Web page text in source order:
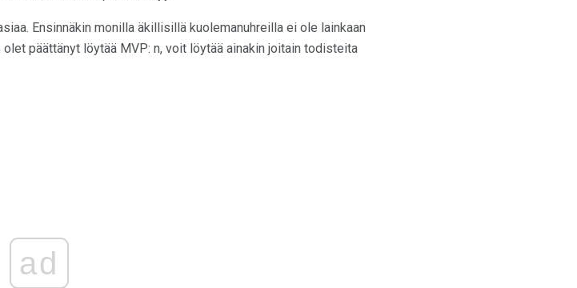
Ensinnäkin monilla äkillisillä kuolemanuhreilla ei ole lainkaan
päättänyt löytää MVP: n, voit löytää ainakin joitain todisteita
ad